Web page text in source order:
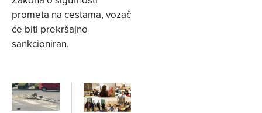
prometa na cestama, vozač
će biti prekršajno
sankcioniran.